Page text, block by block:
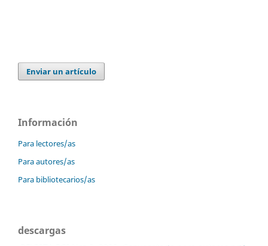
Enviar un artículo
Información
Para lectores/as
Para autores/as
Para bibliotecarios/as
descargas